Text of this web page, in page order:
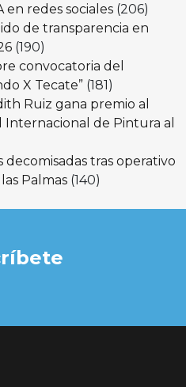
en redes sociales (206)
de transparencia en
(190)
convocatoria del
X Tecate” (181)
Ruiz gana premio al
Internacional de Pintura al
decomisadas tras operativo
Palmas (140)